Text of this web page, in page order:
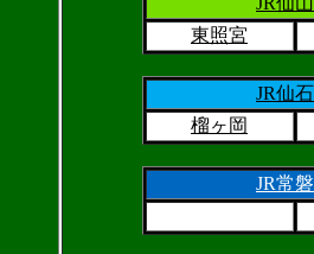
東照宮
JR仙
榴ヶ岡
JR常